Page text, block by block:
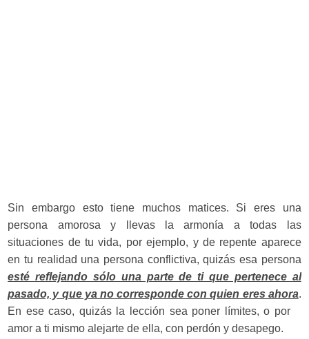
Sin embargo esto tiene muchos matices. Si eres una
persona amorosa y llevas la armonía a todas las
situaciones de tu vida, por ejemplo, y de repente aparece
en tu realidad una persona conflictiva, quizás esa persona
esté reflejando sólo una parte de ti que pertenece al
pasado, y que ya no corresponde con quien eres ahora.
En ese caso, quizás la lección sea poner límites, o por
amor a ti mismo alejarte de ella, con perdón y desapego.